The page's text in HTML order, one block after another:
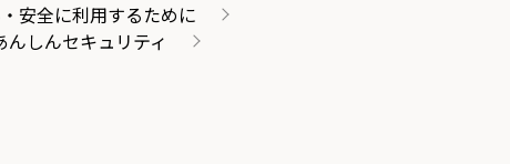
安全に利用するために
んしんセキュリティ